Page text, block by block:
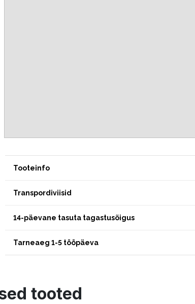
Tooteinfo
Transpordiviisid
14-päevane tasuta tagastusõigus
Tarneaeg 1-5 tööpäeva
tooted